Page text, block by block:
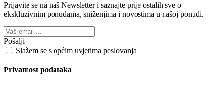
Prijavite se na naš Newsletter i saznajte prije ostalih sve o
ekskluzivnim ponudama, sniženjima i novostima u našoj ponudi.
Pošalji
Slažem se s općim uvjetima poslovanja
Privatnost podataka